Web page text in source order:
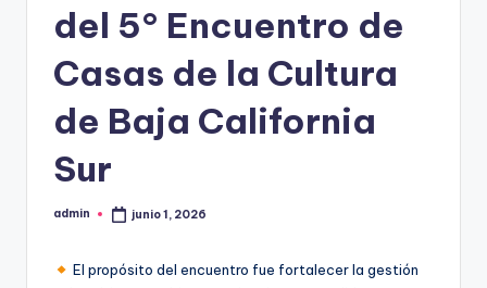
del 5° Encuentro de
Casas de la Cultura
de Baja California
Sur
Publicado
admin junio 1, 2026
El propósito del encuentro fue fortalecer la gestión